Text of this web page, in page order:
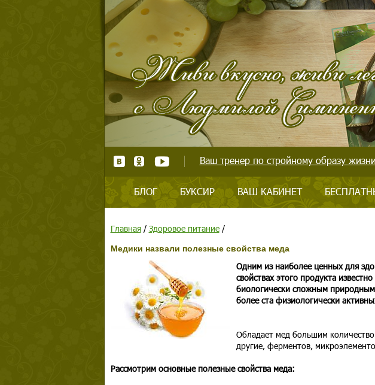
Ваш тренер по стройному образу
БЛОГ БУКСИР ВАШ КАБИНЕТ
Главная/ Здоровое питание/
Медики назвали полезные свойства меда
Одним из наиболее ценных для
свойствах этого продукта
биологически сложным
более ста физиологически
Обладает мед большим
другие, ферментов,
Рассмотрим основные полезные свойства меда: